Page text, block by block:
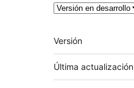
Meta
Versión
Última actualización